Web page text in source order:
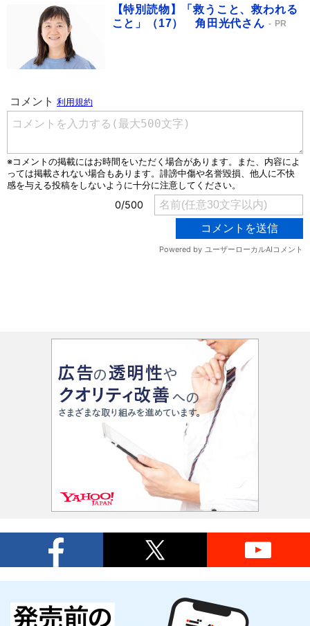
【特別読物】「救うこと、救われる
こと」（17） 角田光代さん
PR